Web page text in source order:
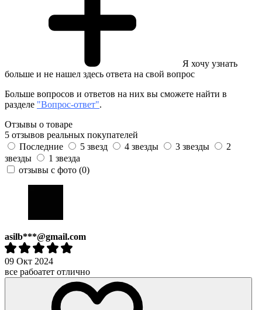
Я хочу узнать
больше и не нашел здесь ответа на свой вопрос
Больше вопросов и ответов на них вы сможете найти в
разделе "Вопрос-ответ".
Отзывы о товаре
5 отзывов реальных покупателей
Последние
5 звезд 4 звезды 3 звезды
2
звезды
1 звезда
отзывы с фото (0)
asilb***@gmail.com
09 Окт 2024
все рабоатет отлично